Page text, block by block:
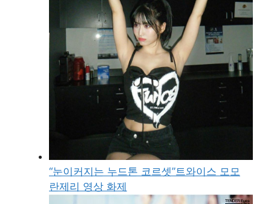
“눈이커지는 누드톤 코르셋”트와이스 모모
란제리 영상 화제